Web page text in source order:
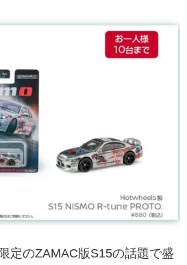
定のZAMAC版S15の話題で盛